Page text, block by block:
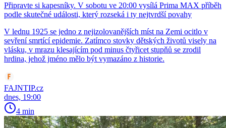
Připravte si kapesníky. V sobotu ve 20:00 vysílá Prima MAX příběh
podle skutečné události, který rozseká i ty nejtvrdší povahy
V lednu 1925 se jedno z nejizolovanějších míst na Zemi ocitlo v
sevření smrtící epidemie. Zatímco stovky dětských životů visely na
vlásku, v mrazu klesajícím pod minus čtyřicet stupňů se zrodil
hrdina, jehož jméno mělo být vymazáno z historie.
FAJNTIP.cz
dnes, 19:00
4 min